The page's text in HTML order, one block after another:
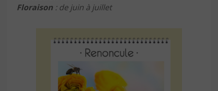
Floraison : de juin à juillet